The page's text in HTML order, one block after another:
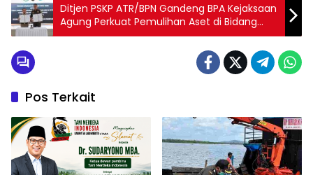
Ditjen PSKP ATR/BPN Gandeng BPA Kejaksaan
Agung Perkuat Pemulihan Aset di Bidang
Pertanahan
Pos Terkait